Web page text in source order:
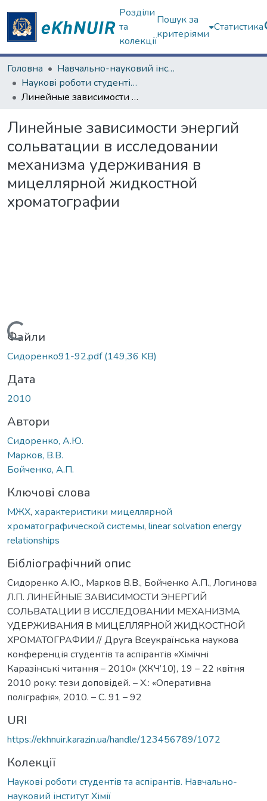
Розділи
та
колекції
Пошук за
критеріями
Статистика
Головна
Навчально-науковий інститут Хімії
Наукові роботи студентів та аспірантів. Навчально-науковий інститут Хімії
Линейные зависимости энергий сольватации в исследовании механизма удерживания в мицеллярной жидкостной хроматографии
Линейные зависимости энергий
сольватации в исследовании
механизма удерживания в
мицеллярной жидкостной
хроматографии
Вантажиться...
Файли
Сидоренко91-92.pdf(149,36 KB)
Дата
2010
Автори
Сидоренко, А.Ю.
Марков, В.В.
Бойченко, А.П.
Ключові слова
МЖХ, характеристики мицеллярной
хроматографической системы, linear solvation energy
relationships
Бібліографічний опис
Сидоренко А.Ю., Марков В.В., Бойченко А.П., Логинова
Л.П. ЛИНЕЙНЫЕ ЗАВИСИМОСТИ ЭНЕРГИЙ
СОЛЬВАТАЦИИ В ИССЛЕДОВАНИИ МЕХАНИЗМА
УДЕРЖИВАНИЯ В МИЦЕЛЛЯРНОЙ ЖИДКОСТНОЙ
ХРОМАТОГРАФИИ // Друга Всеукраїнська наукова
конференція студентів та аспірантів «Хімічні
Каразінські читання – 2010» (ХКЧ’10), 19 – 22 квітня
2010 року: тези доповідей. – Х.: «Оперативна
поліграфія», 2010. – С. 91 – 92
URI
https://ekhnuir.karazin.ua/handle/123456789/1072
Колекції
Наукові роботи студентів та аспірантів. Навчально-
науковий інститут Хімії